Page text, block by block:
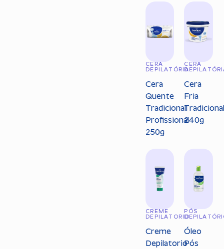
CERA
DEPILATÓRIA
Cera
Quente
Tradicional
Profissional
250g
CERA
Cera
Fria
240g
CREME
DEPILATORIO
Creme
Depilatorio
PÓS
Óleo
Pós